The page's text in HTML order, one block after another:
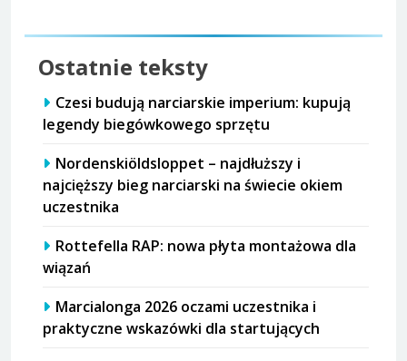
Ostatnie teksty
Czesi budują narciarskie imperium: kupują
legendy biegówkowego sprzętu
Nordenskiöldsloppet – najdłuższy i
najcięższy bieg narciarski na świecie okiem
uczestnika
Rottefella RAP: nowa płyta montażowa dla
wiązań
Marcialonga 2026 oczami uczestnika i
praktyczne wskazówki dla startujących